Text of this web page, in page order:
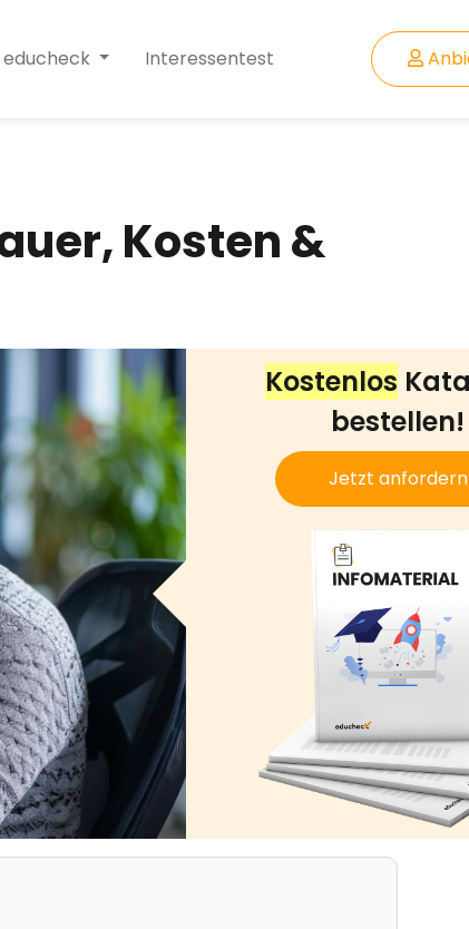
Interessentest
Kosten &
Kostenlos
bestellen!
Jetzt anfordern